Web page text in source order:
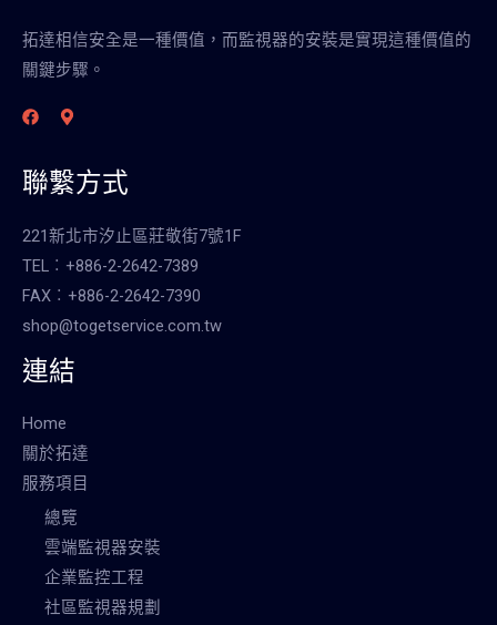
拓達相信安全是一種價值，而監視器的安裝是實現這種價值的
關鍵步驟。
聯繫方式
221新北市汐止區莊敬街7號1F
TEL︰+886-2-2642-7389
FAX︰+886-2-2642-7390
shop@togetservice.com.tw
連結
Home
關於拓達
服務項目
總覽
雲端監視器安裝
企業監控工程
社區監視器規劃